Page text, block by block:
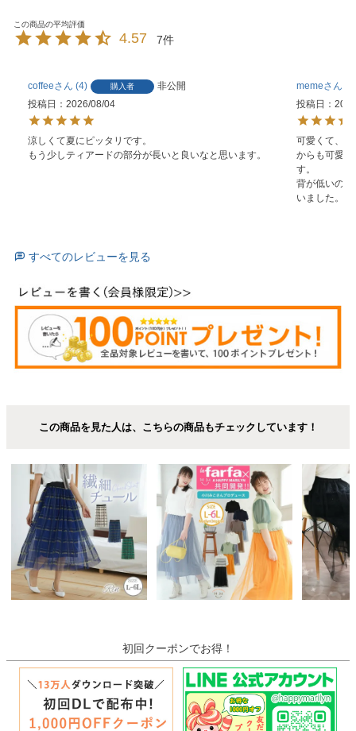
4.57 7
coffee 4 購入者
非公開
投稿日
2026/08/04
涼しくて夏にピッタリです。
もう少しティアードの部分が長いと良いなと思います。
meme
投稿日
可愛くて、
からも可愛
す。
背が低いの
いました。
すべてのレビューを見る
この商品を見た人は、こちらの商品もチェックしています！
初回クーポンでお得！